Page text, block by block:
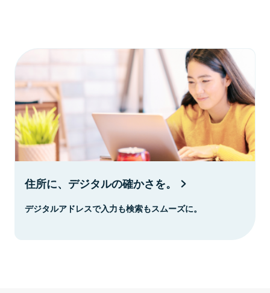
住所に、デジタルの確かさを。
デジタルアドレスで入力も検索もスムーズに。